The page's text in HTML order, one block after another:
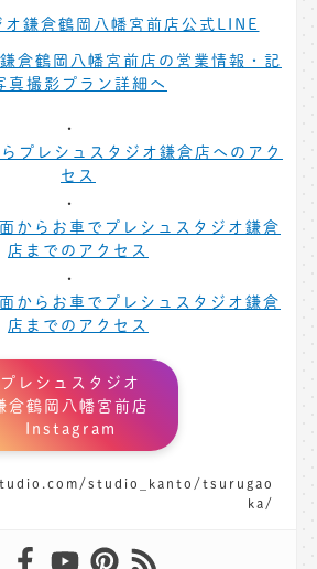
オ鎌倉鶴岡八幡宮前店公式LINE
倉鶴岡八幡宮前店の営業情報・記
真撮影プラン詳細へ
プレシュスタジオ鎌倉店へのアク
セス
からお車でプレシュスタジオ鎌倉
店までのアクセス
からお車でプレシュスタジオ鎌倉
店までのアクセス
プレシュスタジオ
倉鶴岡八幡宮前店
Instagram
studio_kanto/tsurugao
ka/